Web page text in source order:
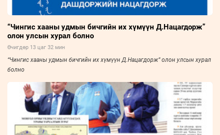
“Чингис хааны удмын бичгийн их хүмүүн Д.Нацагдорж”
олон улсын хурал болно
Өчигдөр 13 цаг 32 мин
“Чингис хааны удмын бичгийн их хүмүүн Д.Нацагдорж” олон улсын хурал
болно